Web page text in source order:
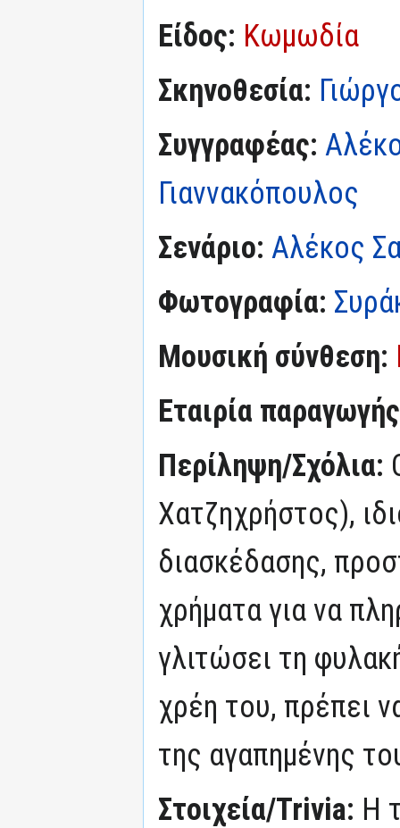
Είδος: Κωμωδία
Σκηνοθεσία:
Συγγραφέας:
Γιαννακόπουλος
Σενάριο: Αλέκος
Φωτογραφία:
Μουσική σύνθεση:
Εταιρία
Περίληψη/Σχόλια:
Χατζηχρήστος),
διασκέδασης,
χρήματα για να
γλιτώσει τη
χρέη του, πρέπει
της αγαπημένης
Στοιχεία/Trivia: Η